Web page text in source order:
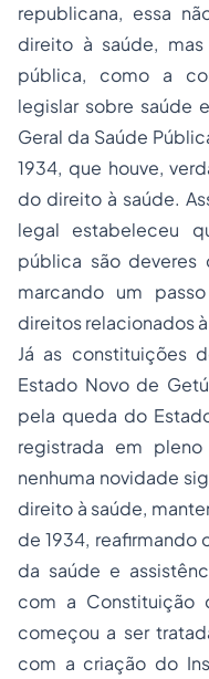
republicana, essa
direito à saúde,
pública, como a
legislar sobre saúde
Geral da Saúde
1934, que houve,
do direito à saúde.
legal estabeleceu
pública são deveres
marcando um
direitos relacionados
Já as constituições
Estado Novo de
pela queda do
registrada em
nenhuma novidade
direito à saúde,
de 1934, reafirmando
da saúde e
com a Constituição
começou a ser
com a criação do